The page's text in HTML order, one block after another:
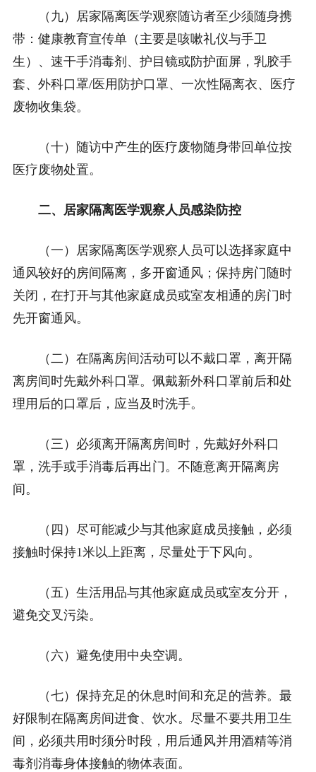
（九）居家隔离医学观察随访者至少须随身携
带：健康教育宣传单（主要是咳嗽礼仪与手卫
生）、速干手消毒剂、护目镜或防护面屏，乳胶手
套、外科口罩/医用防护口罩、一次性隔离衣、医疗
废物收集袋。
（十）随访中产生的医疗废物随身带回单位按
医疗废物处置。
二、居家隔离医学观察人员感染防控
（一）居家隔离医学观察人员可以选择家庭中
通风较好的房间隔离，多开窗通风；保持房门随时
关闭，在打开与其他家庭成员或室友相通的房门时
先开窗通风。
（二）在隔离房间活动可以不戴口罩，离开隔
离房间时先戴外科口罩。佩戴新外科口罩前后和处
理用后的口罩后，应当及时洗手。
（三）必须离开隔离房间时，先戴好外科口
罩，洗手或手消毒后再出门。不随意离开隔离房
间。
（四）尽可能减少与其他家庭成员接触，必须
接触时保持1米以上距离，尽量处于下风向。
（五）生活用品与其他家庭成员或室友分开，
避免交叉污染。
（六）避免使用中央空调。
（七）保持充足的休息时间和充足的营养。最
好限制在隔离房间进食、饮水。尽量不要共用卫生
间，必须共用时须分时段，用后通风并用酒精等消
毒剂消毒身体接触的物体表面。